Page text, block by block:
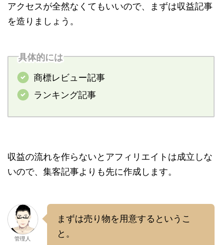
アクセスが全然なくてもいいので、まずは収益記事
を造りましょう。
具体的には
商標レビュー記事
ランキング記事
収益の流れを作らないとアフィリエイトは成立しな
いので、集客記事よりも先に作成します。
管理人
まずは売り物を用意するというこ
と。